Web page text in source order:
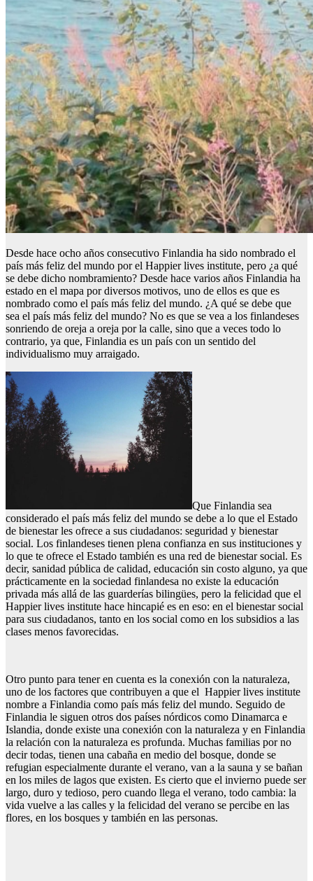
Desde hace ocho años consecutivo Finlandia ha sido nombrado el
país más feliz del mundo por el Happier lives institute, pero ¿a qué
se debe dicho nombramiento? Desde hace varios años Finlandia ha
estado en el mapa por diversos motivos, uno de ellos es que es
nombrado como el país más feliz del mundo. ¿A qué se debe que
sea el país más feliz del mundo? No es que se vea a los finlandeses
sonriendo de oreja a oreja por la calle, sino que a veces todo lo
contrario, ya que, Finlandia es un país con un sentido del
individualismo muy arraigado.
Que Finlandia sea
considerado el país más feliz del mundo se debe a lo que el Estado
de bienestar les ofrece a sus ciudadanos: seguridad y bienestar
social. Los finlandeses tienen plena confianza en sus instituciones y
lo que te ofrece el Estado también es una red de bienestar social. Es
decir, sanidad pública de calidad, educación sin costo alguno, ya que
prácticamente en la sociedad finlandesa no existe la educación
privada más allá de las guarderías bilingües, pero la felicidad que el
Happier lives institute hace hincapié es en eso: en el bienestar social
para sus ciudadanos, tanto en los social como en los subsidios a las
clases menos favorecidas.
Otro punto para tener en cuenta es la conexión con la naturaleza,
uno de los factores que contribuyen a que el Happier lives institute
nombre a Finlandia como país más feliz del mundo. Seguido de
Finlandia le siguen otros dos países nórdicos como Dinamarca e
Islandia, donde existe una conexión con la naturaleza y en Finlandia
la relación con la naturaleza es profunda. Muchas familias por no
decir todas, tienen una cabaña en medio del bosque, donde se
refugian especialmente durante el verano, van a la sauna y se bañan
en los miles de lagos que existen. Es cierto que el invierno puede ser
largo, duro y tedioso, pero cuando llega el verano, todo cambia: la
vida vuelve a las calles y la felicidad del verano se percibe en las
flores, en los bosques y también en las personas.